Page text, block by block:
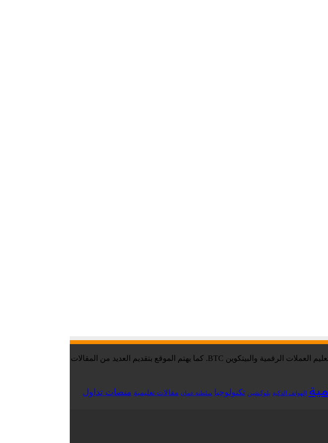
موقع تقني نت – Tekany Net : هو أحد أفضل مواقع أخبار العملات الرقمية والبيتكوين ، والافضل في مجال تعليم العملات الرقمية والبيتكوين BTC. كما يهتم الموقع بتقديم العديد من المقالات
الهواتف الذكية بلوكشين تكنولوجيا سلطنة عمان مقالات تعليمية منصات تداول